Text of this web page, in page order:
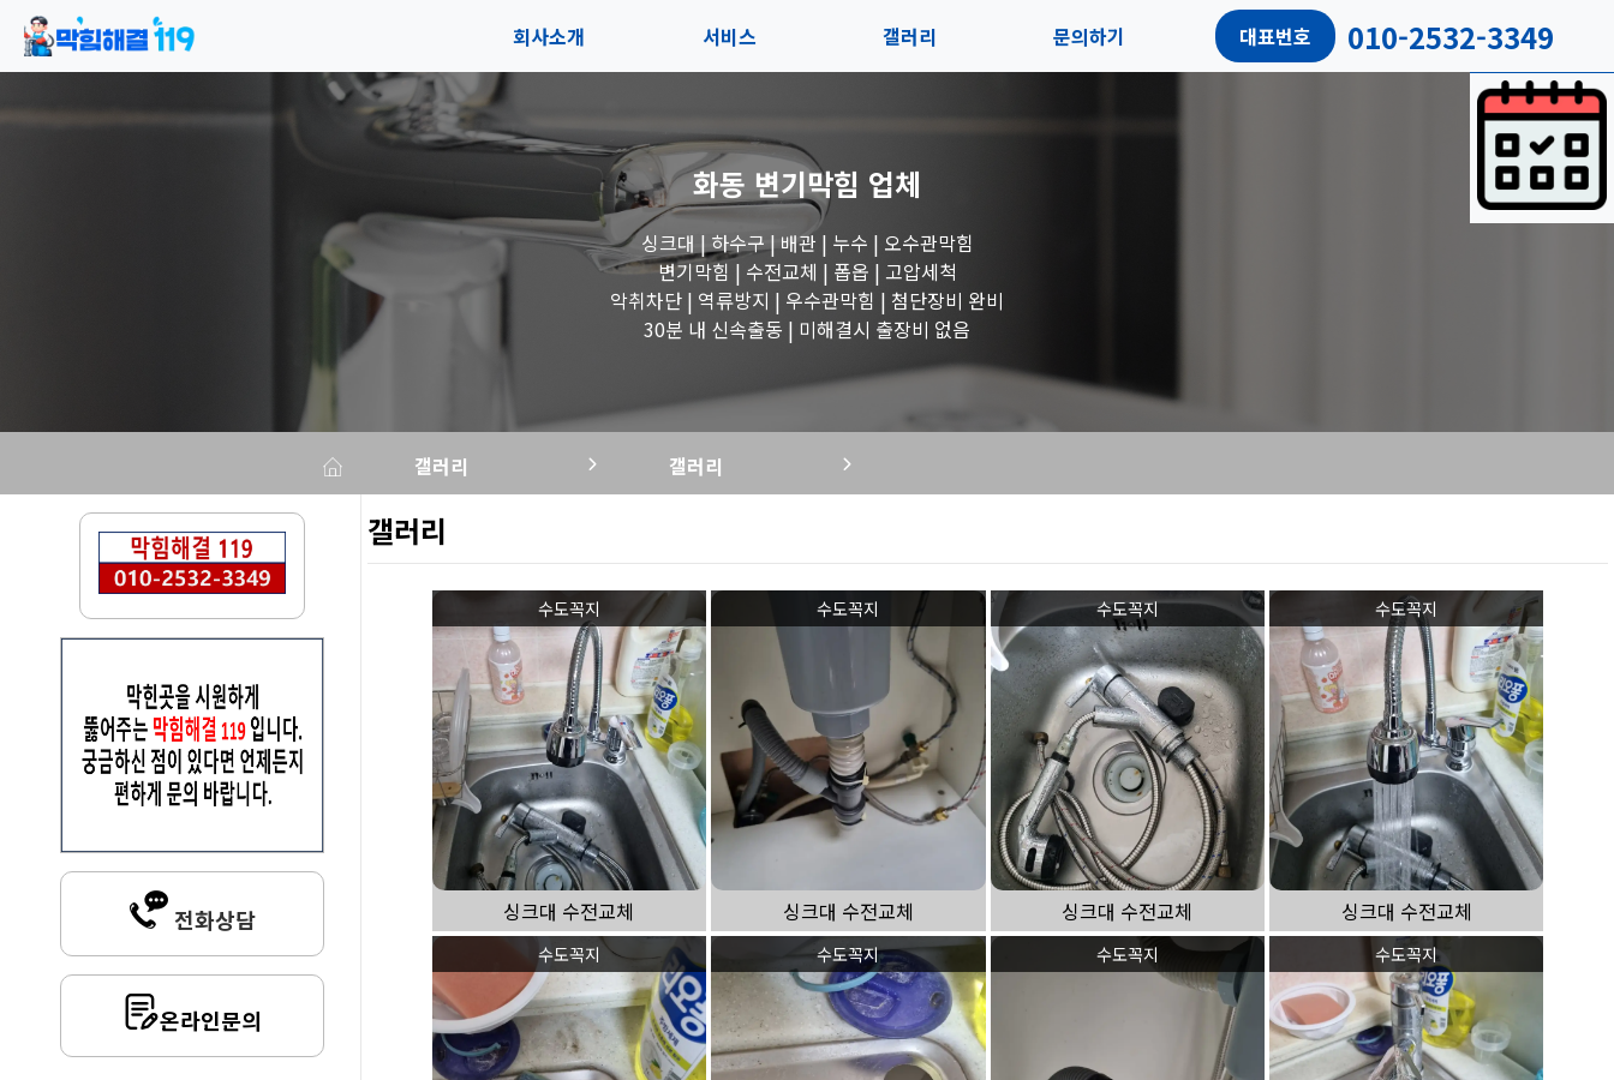
회사소개
오시는길
서비스
블로그
갤러리
수도꼭지 작업
세면대 작업
변기 작업
문의하기 대표번호 010-2532-3349
화동 변기막힘 업체
싱크대 | 하수구 | 배관 | 누수 | 오수관막힘
변기막힘 | 수전교체 | 폽옵 | 고압세척
악취차단 | 역류방지 | 우수관막힘 | 첨단장비 완비
30분 내 신속출동 | 미해결시 출장비 없음
갤러리 갤러리
전화상담
온라인문의
갤러리
수도꼭지
싱크대 수전교체
수도꼭지
싱크대 수전교체
수도꼭지
싱크대 수전교체
수도꼭지
싱크대 수전교체
수도꼭지 수도꼭지 수도꼭지 수도꼭지